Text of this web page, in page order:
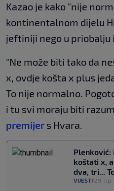
Kazao je kako "nije
kontinentalnom dijelu
jeftiniji nego u priobalju
"Ne može biti tako da
x, ovdje košta x plus
To nije normalno.
i tu svi moraju biti
premijer s Hvara.
Plenković:
koštati x,
dva, tri...
VIJESTI 29. lip.